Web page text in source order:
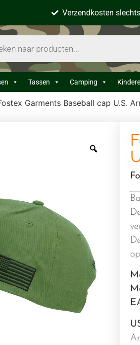
Verzendkosten
Tassen Camping
Garments Baseball cap U.S.